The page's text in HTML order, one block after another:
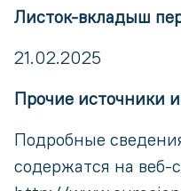
Листок-вкладыш
21.02.2025
Прочие источники
Подробные
содержатся на веб-